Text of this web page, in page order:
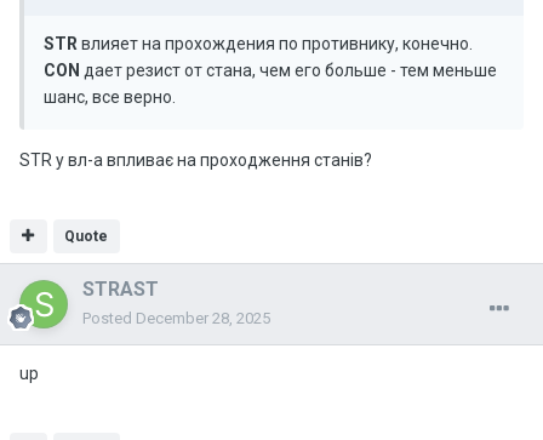
STRвлияет на прохождения по противнику, конечно.
CON дает резист от стана, чем его больше - тем меньше
шанс, все верно.
STR у вл-а впливає на проходження станів?
Quote
STRAST
Posted December 28, 2025
up